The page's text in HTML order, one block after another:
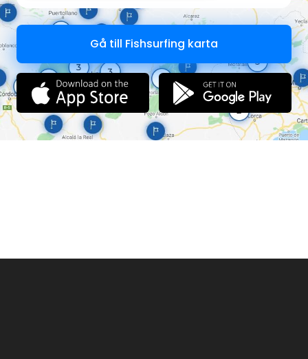
Gå till Fishsurfing karta